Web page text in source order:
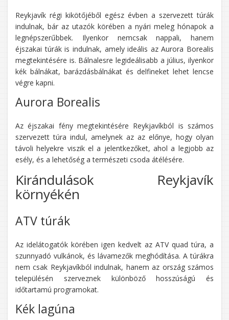
Reykjavík régi kikötőjéből egész évben a szervezett túrák
indulnak, bár az utazók körében a nyári meleg hónapok a
legnépszerűbbek. Ilyenkor nemcsak nappali, hanem
éjszakai túrák is indulnak, amely ideális az Aurora Borealis
megtekintésére is. Bálnalesre legideálisabb a július, ilyenkor
kék bálnákat, barázdásbálnákat és delfineket lehet lencse
végre kapni.
Aurora Borealis
Az éjszakai fény megtekintésére Reykjavíkból is számos
szervezett túra indul, amelynek az az előnye, hogy olyan
távoli helyekre viszik el a jelentkezőket, ahol a legjobb az
esély, és a lehetőség a természeti csoda átélésére.
Kirándulások Reykjavík
környékén
ATV túrák
Az idelátogatók körében igen kedvelt az ATV quad túra, a
szunnyadó vulkánok, és lávamezők meghódítása. A túrákra
nem csak Reykjavíkból indulnak, hanem az ország számos
településén szerveznek különböző hosszúságú és
időtartamú programokat.
Kék lagúna